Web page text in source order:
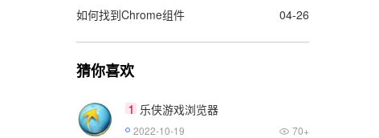
如何找到Chrome组件
04-26
猜你喜欢
1 乐侠游戏浏览器
2022-10-19 70+